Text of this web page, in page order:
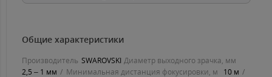
Общие характеристики
Производитель SWAROVSKI Диаметр выходного зрачка, мм
2,5 – 1 мм
Минимальная дистанция фокусировки, м
10 м